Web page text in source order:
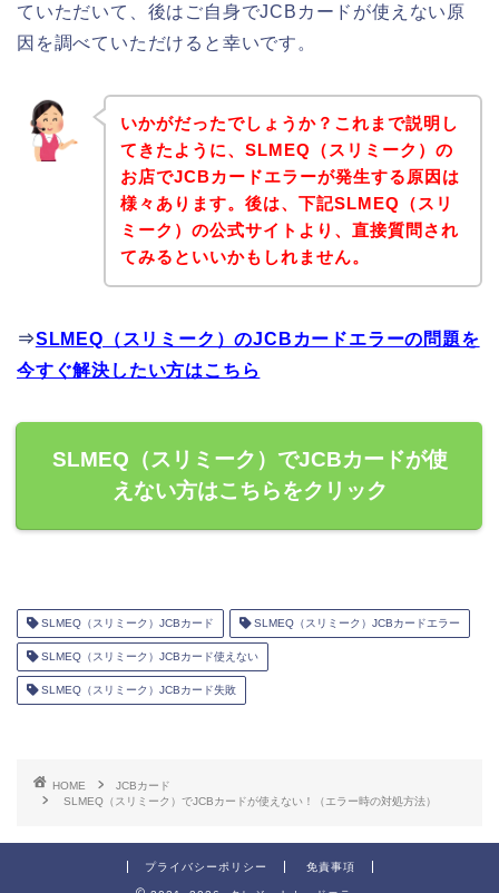
ていただいて、後はご自身でJCBカードが使えない原
因を調べていただけると幸いです。
いかがだったでしょうか？これまで説明し
てきたように、SLMEQ（スリミーク）の
お店でJCBカードエラーが発生する原因は
様々あります。後は、下記SLMEQ（スリ
ミーク）の公式サイトより、直接質問され
てみるといいかもしれません。
⇒SLMEQ（スリミーク）のJCBカードエラーの問題を
今すぐ解決したい方はこちら
SLMEQ（スリミーク）でJCBカードが使
えない方はこちらをクリック
SLMEQ（スリミーク）JCBカード SLMEQ（スリミーク）JCBカードエラー
SLMEQ（スリミーク）JCBカード使えない
SLMEQ（スリミーク）JCBカード失敗
HOME
JCBカード
SLMEQ（スリミーク）でJCBカードが使えない！（エラー時の対処方法）
プライバシーポリシー 免責事項